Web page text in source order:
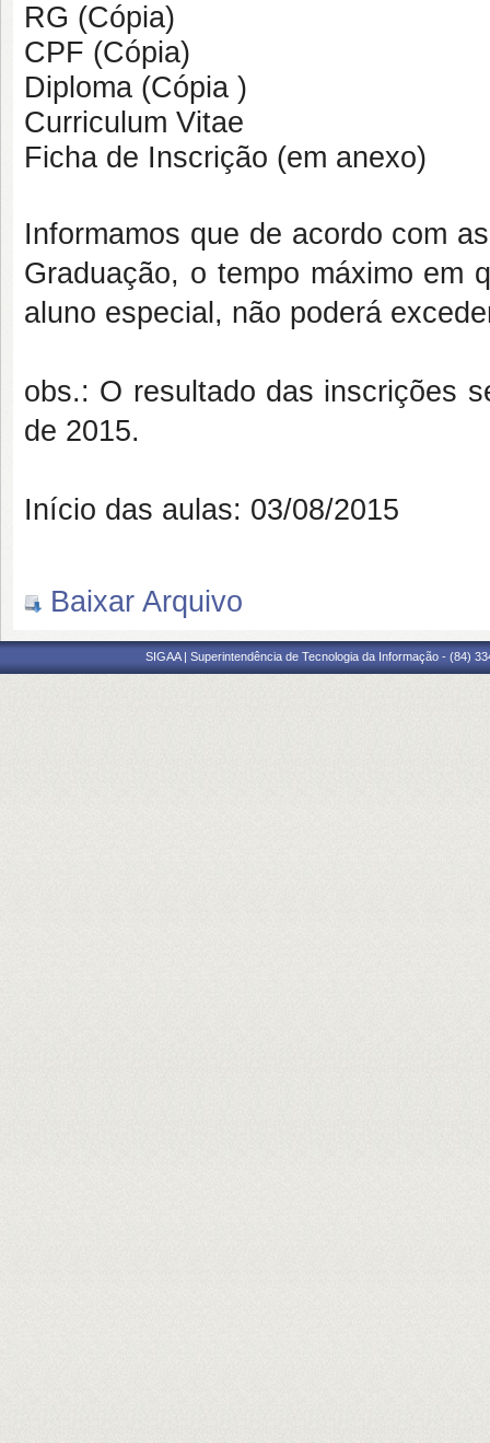
RG (Cópia)
CPF (Cópia)
Diploma (Cópia )
Curriculum Vitae
Ficha de Inscrição (em anexo)
Informamos que de acordo com
Graduação, o tempo máximo em
aluno especial, não poderá
obs.: O resultado das inscrições
de 2015.
Início das aulas: 03/08/2015
Baixar Arquivo
SIGAA | Superintendência de Tecnologia da Informação - (84)